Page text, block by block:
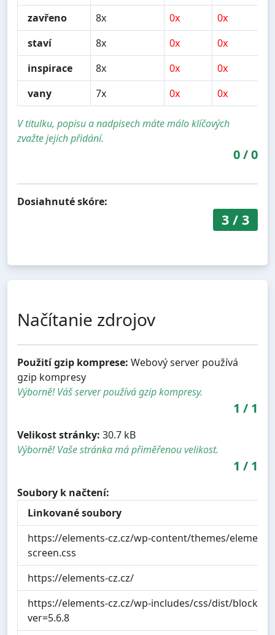
zavřeno
8x 0x 0x
staví
8x 0x 0x
inspirace
8x 0x 0x
vany
7x 0x 0x
V titulku, popisu a nadpisech máte málo klíčových
zvažte jejich přidání.
0/0
Dosiahnuté skóre:
3/ 3
Načítanie zdrojov
Použití gzip komprese: Webový server používá
gzip kompresy
Výborně! Váš server používá gzip kompresy.
1 / 1
Velikost stránky: 30.7 kB
Výborně! Vaše stránka má přiměřenou velikost.
1 / 1
Soubory k načtení:
Linkované soubory
https://elements-cz.cz/wp-content/themes/
screen.css
https://elements-cz.cz/
https://elements-cz.cz/wp-includes/css/dist/block-
ver=5.6.8